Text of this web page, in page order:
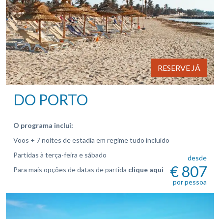
RESERVE JÁ
DO PORTO
O programa inclui:
Voos + 7 noites de estadia em regime tudo incluído
Partidas à terça-feira e sábado
Para mais opções de datas de partida clique aqui
desde
€ 807
por pessoa